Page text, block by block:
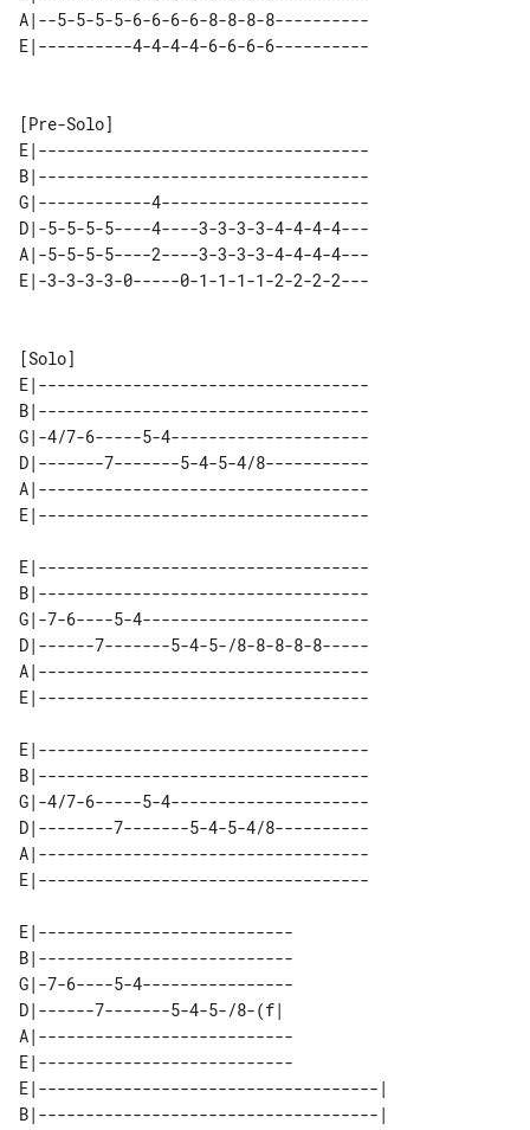
A|--5-5-5-5-6-6-6-6-8-8-8-8----------
E|-----------------------------------
B|-----------------------------------
G|------------4----------------------
D|-5-5-5-5----4----3-3-3-3-4-4-4-4---
A|-5-5-5-5----2----3-3-3-3-4-4-4-4---
E|-----------------------------------
B|-----------------------------------
G|-4/7-6-----5-4---------------------
D|-------7-------5-4-5-4/8-----------
A|-----------------------------------
E|-----------------------------------
B|-----------------------------------
G|-7-6----5-4------------------------
D|------7-------5-4-5-/8-8-8-8-8-----
A|-----------------------------------
E|-----------------------------------
B|-----------------------------------
G|-4/7-6-----5-4---------------------
D|--------7-------5-4-5-4/8----------
A|-----------------------------------
E|---------------------------
B|---------------------------
G|-7-6----5-4----------------
D|------7-------5-4-5-/8-(f|
A|---------------------------
E|---------------------------
E|------------------------------------|
B|------------------------------------|